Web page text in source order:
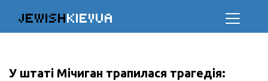
JEWISHKIEVUA
У штаті Мічиган трапилася трагедія: